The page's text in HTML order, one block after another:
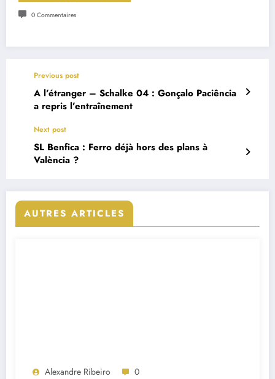
0 Commentaires
Previous post
A l’étranger – Schalke 04 : Gonçalo Paciência
a repris l’entraînement
Next post
SL Benfica : Ferro déjà hors des plans à
València ?
AUTRES ARTICLES
Alexandre Ribeiro 0